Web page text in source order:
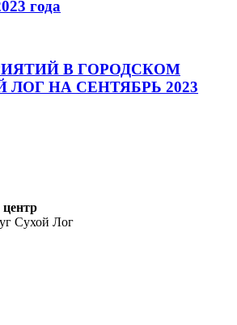
года
В ГОРОДСКОМ
ЛОГ НА СЕНТЯБРЬ 2023
Сухой Лог